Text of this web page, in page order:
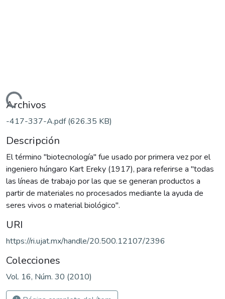
Cargando...
Archivos
-417-337-A.pdf(626.35 KB)
Descripción
El término "biotecnología" fue usado por primera vez por el
ingeniero húngaro Kart Ereky (1917), para referirse a "todas
las líneas de trabajo por las que se generan productos a
partir de materiales no procesados mediante la ayuda de
seres vivos o material biológico".
URI
https://ri.ujat.mx/handle/20.500.12107/2396
Colecciones
Vol. 16, Núm. 30 (2010)